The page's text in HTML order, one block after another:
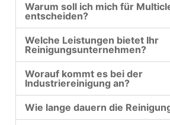
Warum soll ich mich für
entscheiden?
Welche Leistungen bietet Ihr
Reinigungsunternehmen?
Worauf kommt es bei der
Industriereinigung an?
Wie lange dauern die